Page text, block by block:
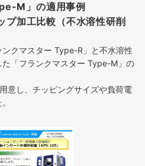
M」の適用事例
プ加工比較（不水溶性研削
クマスター Type-R」と不水溶性
「フランクマスター Type-M」の
意し、チッピングサイズや負荷電